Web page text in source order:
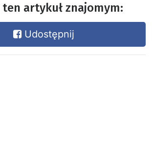
artykuł znajomym:
Udostępnij